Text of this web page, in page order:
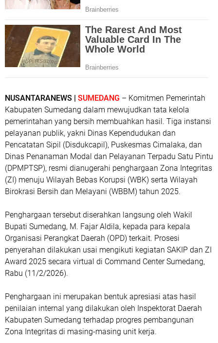
NUSANTARANEWS | SUMEDANG – Komitmen Pemerintah
Kabupaten Sumedang dalam mewujudkan tata kelola
pemerintahan yang bersih membuahkan hasil. Tiga instansi
pelayanan publik, yakni Dinas Kependudukan dan
Pencatatan Sipil (Disdukcapil), Puskesmas Cimalaka, dan
Dinas Penanaman Modal dan Pelayanan Terpadu Satu Pintu
(DPMPTSP), resmi dianugerahi penghargaan Zona Integritas
(ZI) menuju Wilayah Bebas Korupsi (WBK) serta Wilayah
Birokrasi Bersih dan Melayani (WBBM) tahun 2025.
Penghargaan tersebut diserahkan langsung oleh Wakil
Bupati Sumedang, M. Fajar Aldila, kepada para kepala
Organisasi Perangkat Daerah (OPD) terkait. Prosesi
penyerahan dilakukan usai mengikuti kegiatan SAKIP dan ZI
Award 2025 secara virtual di Command Center Sumedang,
Rabu (11/2/2026).
Penghargaan ini merupakan bentuk apresiasi atas hasil
penilaian internal yang dilakukan oleh Inspektorat Daerah
Kabupaten Sumedang terhadap progres pembangunan
Zona Integritas di masing-masing unit kerja.